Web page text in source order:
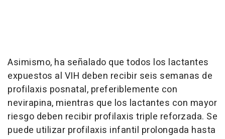
Asimismo, ha señalado que todos los lactantes
expuestos al VIH deben recibir seis semanas de
profilaxis posnatal, preferiblemente con
nevirapina, mientras que los lactantes con mayor
riesgo deben recibir profilaxis triple reforzada. Se
puede utilizar profilaxis infantil prolongada hasta